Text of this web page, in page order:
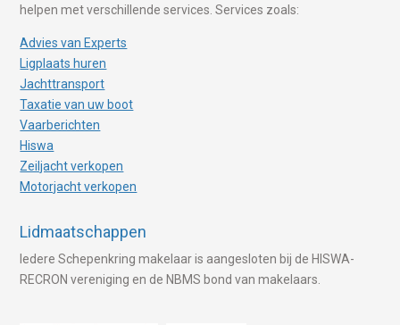
helpen met verschillende services. Services zoals:
Advies van Experts
Ligplaats huren
Jachttransport
Taxatie van uw boot
Vaarberichten
Hiswa
Zeiljacht verkopen
Motorjacht verkopen
Lidmaatschappen
Iedere Schepenkring makelaar is aangesloten bij de HISWA-
RECRON vereniging en de NBMS bond van makelaars.